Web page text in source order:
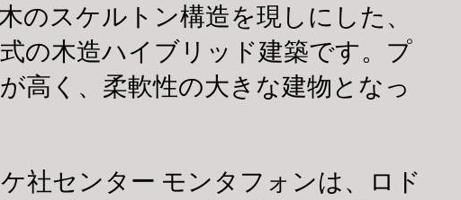
のスケルトン構造を現しにした、
の木造ハイブリッド建築です。プ
高く、柔軟性の大きな建物となっ
社センター モンタフォンは、ロド